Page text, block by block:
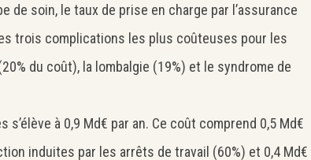
de soin, le taux de prise en charge par l’assurance
trois complications les plus coûteuses pour les
du coût), la lombalgie (19%) et le syndrome de
à 0,9 Md€ par an. Ce coût comprend 0,5 Md€
induites par les arrêts de travail (60%) et 0,4 Md€